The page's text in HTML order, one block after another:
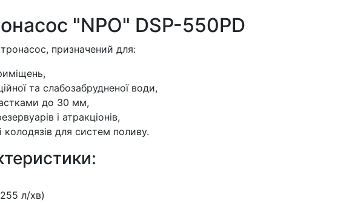
"NPO" DSP-550PD
призначений для:
та слабозабрудненої води,
до 30 мм,
і атракціонів,
колодязів для систем поливу.
л/хв)